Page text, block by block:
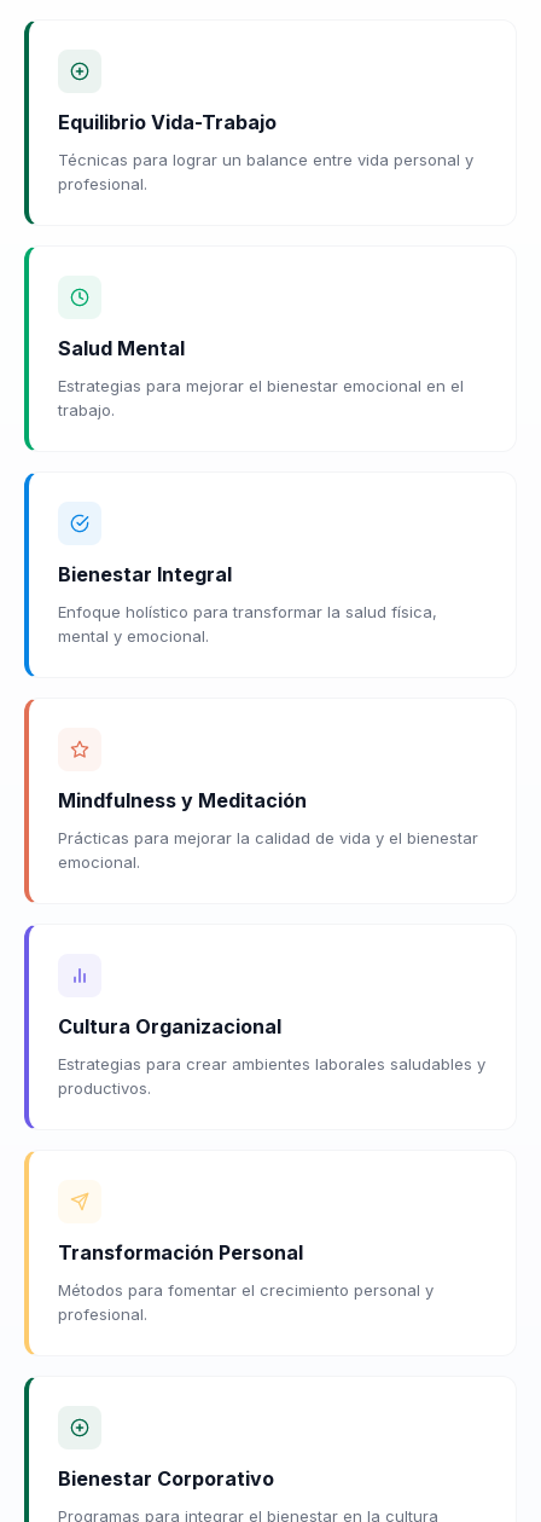
Equilibrio Vida-Trabajo
Técnicas para lograr un balance entre vida personal y
profesional.
Salud Mental
Estrategias para mejorar el bienestar emocional en el
trabajo.
Bienestar Integral
Enfoque holístico para transformar la salud física,
mental y emocional.
Mindfulness y Meditación
Prácticas para mejorar la calidad de vida y el bienestar
emocional.
Cultura Organizacional
Estrategias para crear ambientes laborales saludables y
productivos.
Transformación Personal
Métodos para fomentar el crecimiento personal y
profesional.
Bienestar Corporativo
Programas para integrar el bienestar en la cultura